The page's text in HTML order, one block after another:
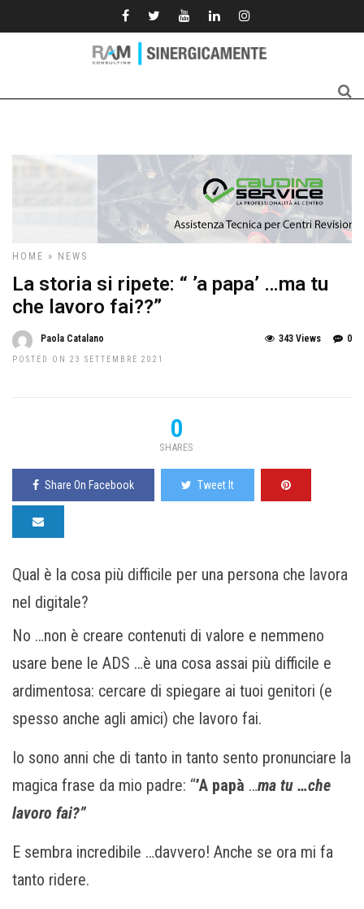
HOME » NEWS
La storia si ripete: “ ’a papa’ …ma tu
che lavoro fai??”
Paola Catalano
POSTED ON 23 SETTEMBRE 2021
0
343 Views
0
SHARES
Share On Facebook Tweet It
Qual è la cosa più difficile per una persona che lavora
nel digitale?
No …non è creare contenuti di valore e nemmeno
usare bene le ADS …è una cosa assai più difficile e
ardimentosa: cercare di spiegare ai tuoi genitori (e
spesso anche agli amici) che lavoro fai.
Io sono anni che di tanto in tanto sento pronunciare la
magica frase da mio padre: “’A papà …ma tu …che
lavoro fai?”
E sembra incredibile …davvero! Anche se ora mi fa
tanto ridere.